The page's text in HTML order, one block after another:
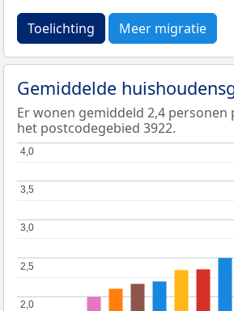
Toelichting Meer migratie
Gemiddelde
Er wonen gemiddeld 2,4
het postcodegebied 3922.
2,0
2,0
2,5
2,5
3,0
3,0
3,5
3,5
4,0
4,0